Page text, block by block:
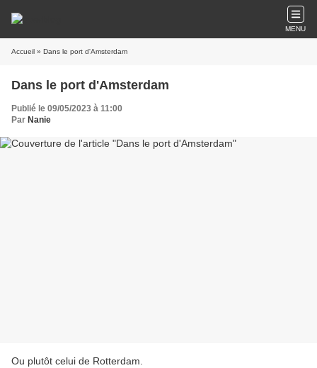
MENU
Accueil » Dans le port d'Amsterdam
Dans le port d'Amsterdam
Publié le 09/05/2023 à 11:00
Par Nanie
Ou plutôt celui de Rotterdam.